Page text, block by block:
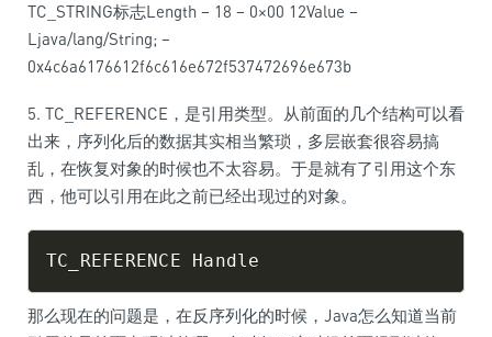
TC_STRING标志Length – 18 – 0×00 12Value –
Ljava/lang/String; –
0x4c6a6176612f6c616e672f537472696e673b
5. TC_REFERENCE，是引用类型。从前面的几个结构可以看
出来，序列化后的数据其实相当繁琐，多层嵌套很容易搞
乱，在恢复对象的时候也不太容易。于是就有了引用这个东
西，他可以引用在此之前已经出现过的对象。
那么现在的问题是，在反序列化的时候，Java怎么知道当前